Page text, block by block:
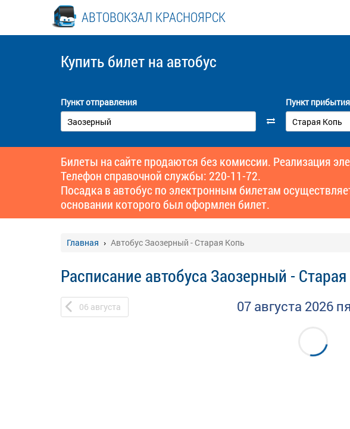
АВТОВОКЗАЛ КРАСНОЯРСК
Купить билет на автобус
Пункт отправления Пункт прибытия
Билеты на сайте продаются без комиссии. Реализация
Телефон справочной службы: 220-11-72.
Посадка в автобус по электронным билетам
основании которого был оформлен билет.
Главная Автобус Заозерный - Старая Копь
Расписание автобуса Заозерный -
06 августа 07 августа 2026